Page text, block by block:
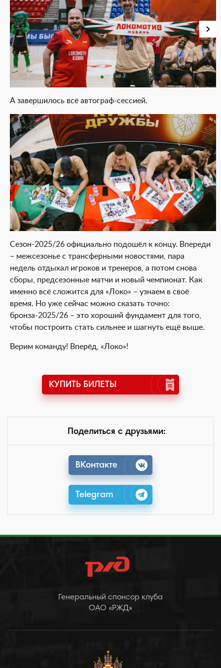
1 из 3
А завершилось всё автограф-сессией.
1 из 1
Сезон-2025/26 официально подошёл к концу. Впереди
– межсезонье с трансферными новостями, пара
недель отдыхал игроков и тренеров, а потом снова
сборы, предсезонные матчи и новый чемпионат. Как
именно всё сложится для «Локо» – узнаем в своё
время. Но уже сейчас можно сказать точно:
бронза-2025/26 – это хороший фундамент для того,
чтобы построить стать сильнее и шагнуть ещё выше.
Верим команду! Вперёд, «Локо»!
КУПИТЬ БИЛЕТЫ
Поделиться с друзьями:
ВКонтакте
Telegram
Генеральный спонсор клуба
ОАО «РЖД»